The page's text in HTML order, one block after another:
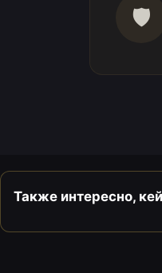
🛡️
Также интересно,